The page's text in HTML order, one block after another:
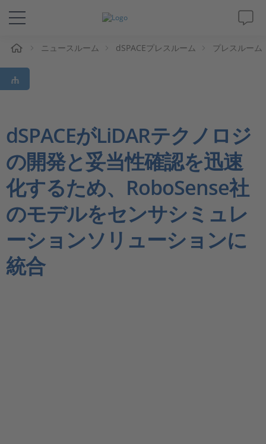
ソリューションと製品
サポート
Magazine
企業情報
採用情報
ニュースルーム dSPACEプレスルーム プレスルーム
dSPACEがLiDARテクノロジ
の開発と妥当性確認を迅速
化するため、RoboSense社
のモデルをセンサシミュレ
ーションソリューションに
統合